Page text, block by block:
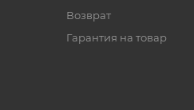
Возврат
Гарантия на товар